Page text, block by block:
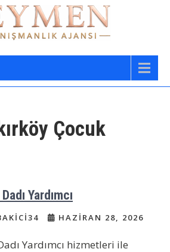
| Yatılı Bakıcı,
Dadı,
Çocuk
Yardımcı
HAZIRAN 28, 2026
Yardımcı hizmetleri ile